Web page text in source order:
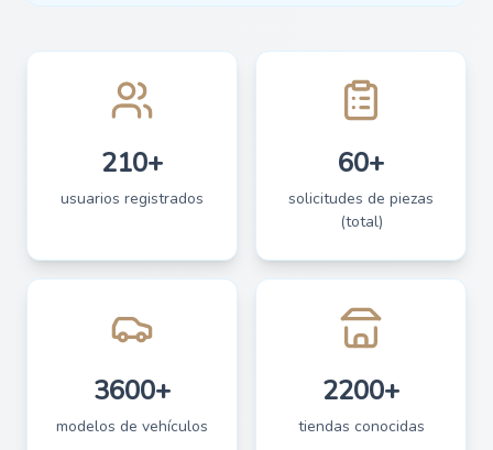
210+
usuarios registrados
60+
solicitudes de piezas
(total)
3600+
modelos de vehículos
2200+
tiendas conocidas